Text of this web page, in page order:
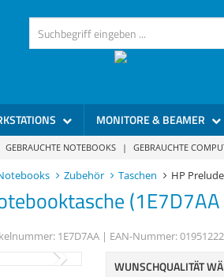
MONITORE & BEAMER
GEBRAUCHTE NOTEBOOKS | GEBRAUCHTE
Zubehör Taschen HP
1E7D7AA | EAN-Nummer:
WUNSCHQUALITÄT